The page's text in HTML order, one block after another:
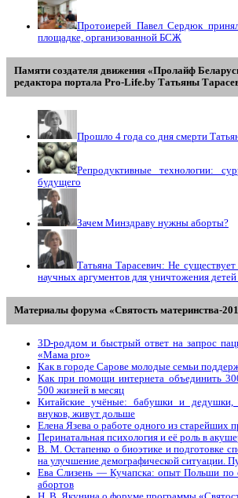
Протоиерей Павел Сердюк
площадке, организованной БСЖ
Памяти создателя движения «Пролайф
редактора портала Pro-Life.by Tатьяны
Прошло 4 года со дня смерти
Репродуктивные технологии:
будущего
Зачем Минздраву нужны аборты?
Татьяна Тарасевич: Не
научных аргументов для уничтожения детей
Материалы форума «Святость материнства-
3D-роддом и быстрый ответ на запрос
«Мама prо»
Как в городе Сарове молодые семьи
Как при помощи интернета объединить
500 жизней в месяц
Китайские учёные: бабушки и дедушки,
внуков, живут дольше
Елена Язева о работе одного из старейших
Перинатальная психология и её роль в
В. М. Остапенко о биоэтике и подготовке
на улучшение демографической ситуации.
Ева Слизень — Кучапска: опыт Польши по
абортов